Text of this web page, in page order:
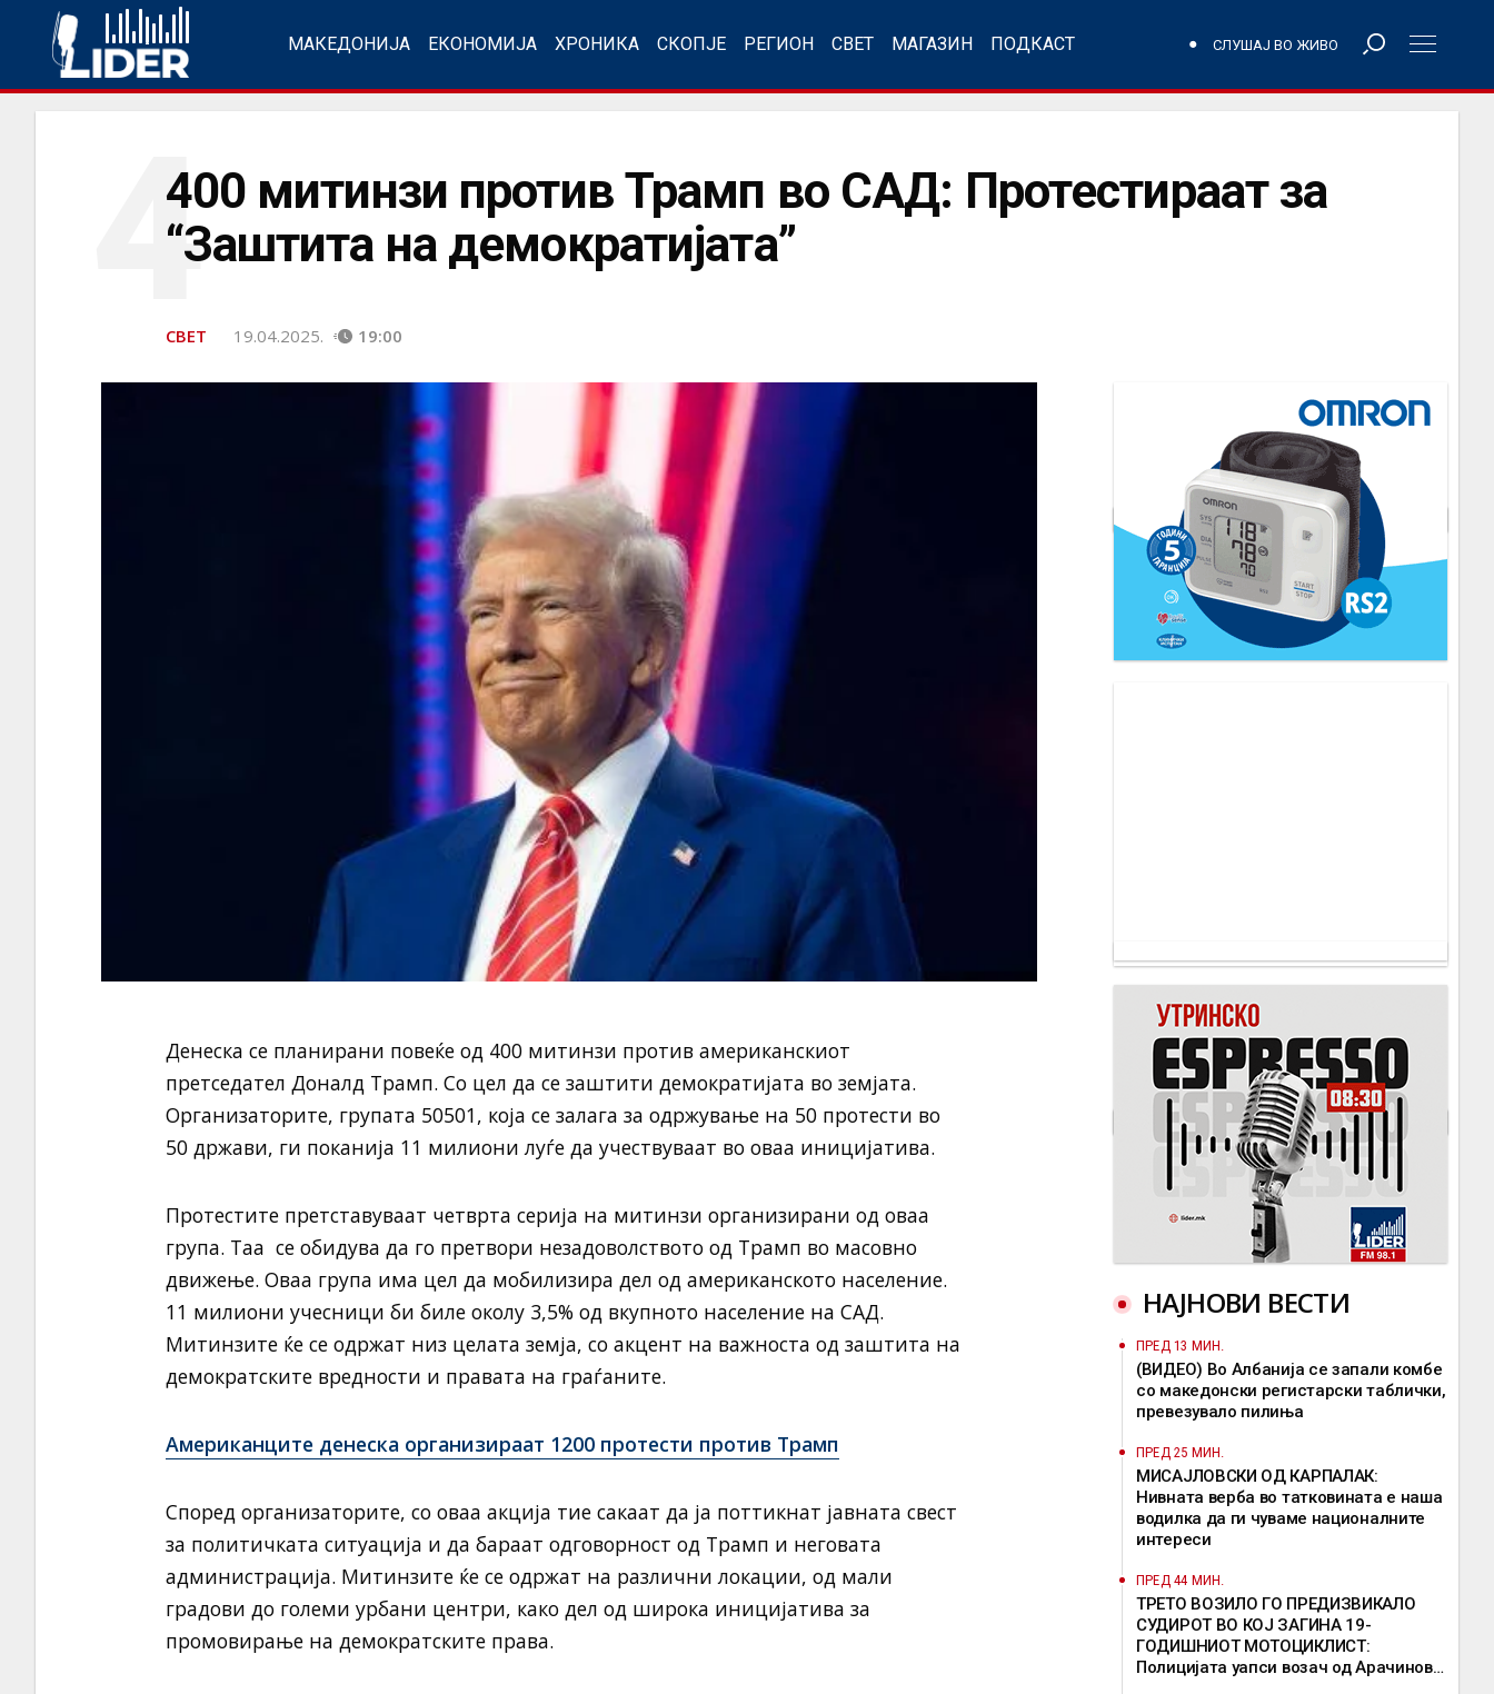
МАКЕДОНИЈА ЕКОНОМИЈА ХРОНИКА СКОПЈЕ РЕГИОН СВЕТ МАГАЗИН ПОДКАСТ СЛУШАЈ ВО ЖИВО
400 митинзи против Трамп во САД: Протестираат за
“Заштита на демократијата”
4
СВЕТ 19.04.2025. 19:00
Денеска се планирани повеќе од 400 митинзи против американскиот
претседател Доналд Трамп. Со цел да се заштити демократијата во земјата.
Организаторите, групата 50501, која се залага за одржување на 50 протести во
50 држави, ги поканија 11 милиони луѓе да учествуваат во оваа иницијатива.
Протестите претставуваат четврта серија на митинзи организирани од оваа
група. Таа се обидува да го претвори незадоволството од Трамп во масовно
движење. Оваа група има цел да мобилизира дел од американското население.
11 милиони учесници би биле околу 3,5% од вкупното население на САД.
Митинзите ќе се одржат низ целата земја, со акцент на важноста од заштита на
демократските вредности и правата на граѓаните.
Американците денеска организираат 1200 протести против Трамп
Според организаторите, со оваа акција тие сакаат да ја поттикнат јавната свест
за политичката ситуација и да бараат одговорност од Трамп и неговата
администрација. Митинзите ќе се одржат на различни локации, од мали
градови до големи урбани центри, како дел од широка иницијатива за
промовирање на демократските права.
НАЈНОВИ ВЕСТИ
ПРЕД 13 МИН.
(ВИДЕО) Во Албанија се запали комбе
со македонски регистарски таблички,
превезувало пилиња
ПРЕД 25 МИН.
МИСАЈЛОВСКИ ОД КАРПАЛАК:
Нивната верба во татковината е наша
водилка да ги чуваме националните
интереси
ПРЕД 44 МИН.
ТРЕТО ВОЗИЛО ГО ПРЕДИЗВИКАЛО
СУДИРОТ ВО КОЈ ЗАГИНА 19-
ГОДИШНИОТ МОТОЦИКЛИСТ:
Полицијата уапси возач од Арачиново,